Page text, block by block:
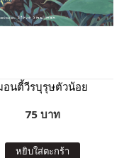
อนตี้วีรบุรุษตัวน้อย
75 บาท
หยิบใส่ตะกร้า